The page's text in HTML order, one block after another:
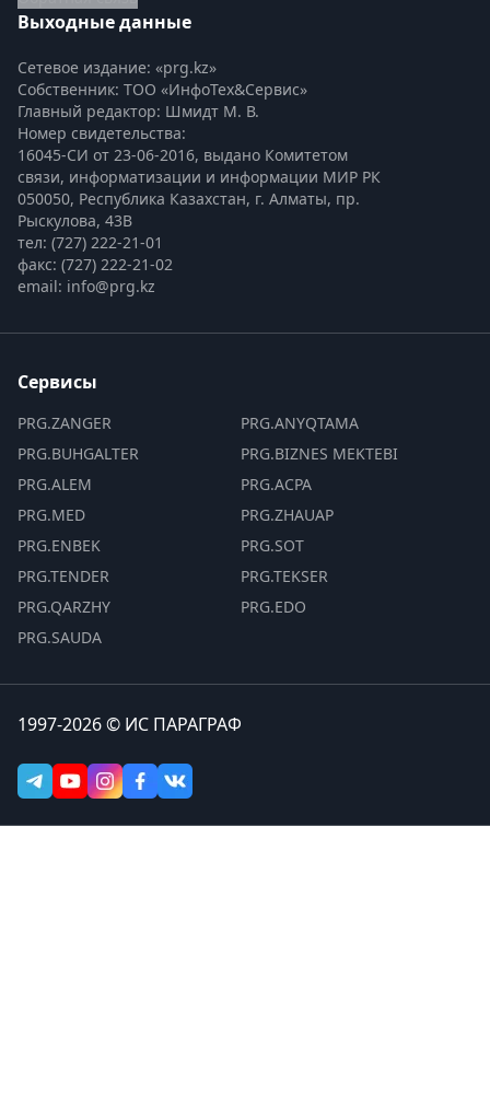
Выходные данные
Сетевое издание: «prg.kz»
Собственник: ТОО «ИнфоТех&Сервис»
Главный редактор: Шмидт М. В.
Номер свидетельства:
16045-СИ от 23-06-2016, выдано Комитетом
связи, информатизации и информации МИР РК
050050, Республика Казахстан, г. Алматы, пр.
Рыскулова, 43В
тел: (727) 222-21-01
факс: (727) 222-21-02
email: info@prg.kz
Сервисы
PRG.ZANGER
PRG.BUHGALTER
PRG.ALEM
PRG.MED
PRG.ENBEK
PRG.TENDER
PRG.QARZHY
PRG.SAUDA
PRG.ANYQTAMA
PRG.BIZNES MEKTEBI
PRG.ACPA
PRG.ZHAUAP
PRG.SOT
PRG.TEKSER
PRG.EDO
1997-2026 © ИС ПАРАГРАФ